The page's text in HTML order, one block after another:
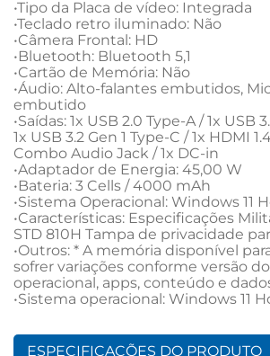
•Tipo da Placa de vídeo: Integrada
•Teclado retro iluminado: Não
•Câmera Frontal: HD
•Bluetooth: Bluetooth 5,1
•Cartão de Memória: Não
•Áudio: Alto-falantes embutidos,
embutido
•Saídas: 1x USB 2.0 Type-A / 1x USB
1x USB 3.2 Gen 1 Type-C / 1x HDMI
Combo Audio Jack / 1x DC-in
•Adaptador de Energia: 45,00 W
•Bateria: 3 Cells / 4000 mAh
•Sistema Operacional: Windows 11
•Características: Especificações
STD 810H Tampa de privacidade
•Outros: * A memória disponível
sofrer variações conforme versão
operacional, apps, conteúdo e
•Sistema operacional: Windows 11
ESPECIFICAÇÕES DO PRODUTO